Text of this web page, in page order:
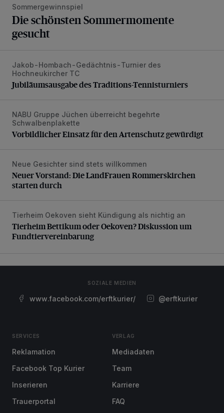
Sommergewinnspiel
Die schönsten Sommermomente
gesucht
Jubiläumsausgabe des Traditions-Tennisturniers
Jakob-Hombach-Gedächtnis-Turnier des
Hochneukircher TC
Jubiläumsausgabe des Traditions-Tennisturniers
Vorbildlicher Einsatz für den Artenschutz gewürdigt
NABU Gruppe Jüchen überreicht begehrte
Schwalbenplakette
Vorbildlicher Einsatz für den Artenschutz gewürdigt
Neuer Vorstand: Die LandFrauen Rommerskirchen starten
Neue Gesichter sind stets willkommen
Neuer Vorstand: Die LandFrauen Rommerskirchen
starten durch
Tierheim Bettikum oder Oekoven? Diskussion um
Tierheim Oekoven sieht Kündigung als nichtig an
Tierheim Bettikum oder Oekoven? Diskussion um
Fundtiervereinbarung
SOZIALE MEDIEN
www.facebook.com/erftkurier/ @erftkurier
SERVICES
Reklamation
Facebook Top Kurier
Inserieren
Trauerportal
VERLAG
Mediadaten
Team
Karriere
FAQ